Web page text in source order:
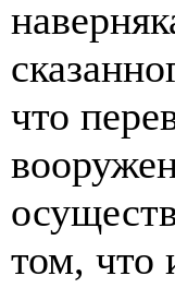
что
том, что